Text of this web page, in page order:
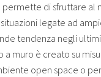
permette di sfruttare al
legate ad
tendenza negli
a muro è creato su
open space o